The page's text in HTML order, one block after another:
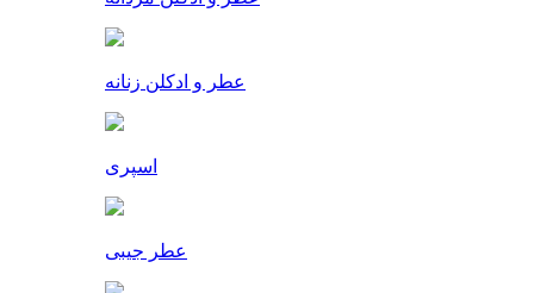
عطر و ادکلن زنانه
اسپری
عطر جیبی